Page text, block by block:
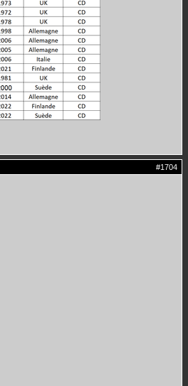
#1704